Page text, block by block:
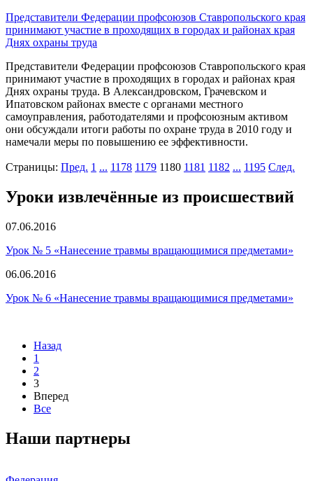
Представители Федерации профсоюзов Ставропольского края
принимают участие в проходящих в городах и районах края
Днях охраны труда
Представители Федерации профсоюзов Ставропольского края
принимают участие в проходящих в городах и районах края
Днях охраны труда. В Александровском, Грачевском и
Ипатовском районах вместе с органами местного
самоуправления, работодателями и профсоюзным активом
они обсуждали итоги работы по охране труда в 2010 году и
намечали меры по повышению ее эффективности.
Страницы: Пред. 1 ... 1178 1179 1180 1181 1182 ... 1195 След.
Уроки извлечённые из происшествий
07.06.2016
Урок № 5 «Нанесение травмы вращающимися предметами»
06.06.2016
Урок № 6 «Нанесение травмы вращающимися предметами»
Назад
1
2
3
Вперед
Все
Наши партнеры